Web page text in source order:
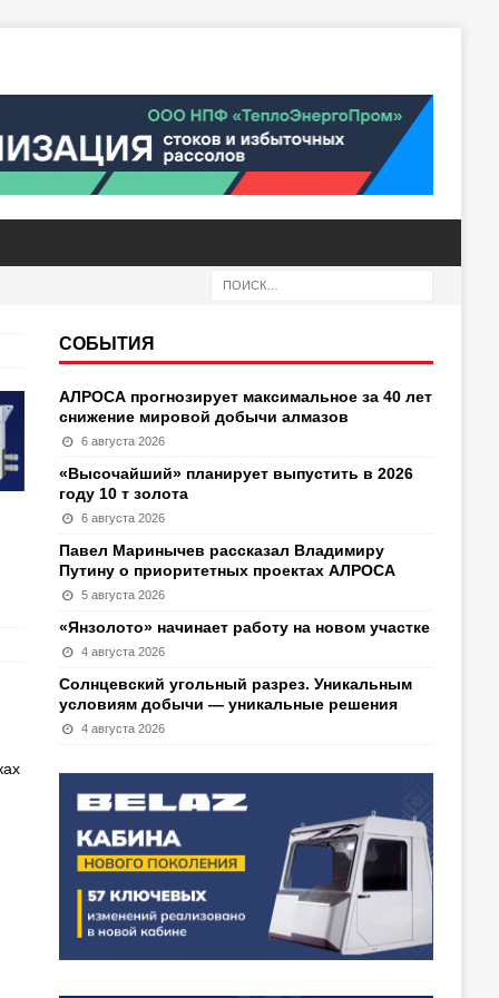
СОБЫТИЯ
АЛРОСА прогнозирует максимальное за 40 лет
снижение мировой добычи алмазов
6 августа 2026
«Высочайший» планирует выпустить в 2026
году 10 т золота
6 августа 2026
Павел Маринычев рассказал Владимиру
Путину о приоритетных проектах АЛРОСА
5 августа 2026
«Янзолото» начинает работу на новом участке
4 августа 2026
Солнцевский угольный разрез. Уникальным
условиям добычи — уникальные решения
4 августа 2026